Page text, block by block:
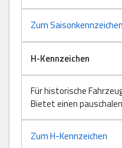
Zum Saisonkennzeichen
H-Kennzeichen
Für historische
Bietet einen
Zum H-Kennzeichen